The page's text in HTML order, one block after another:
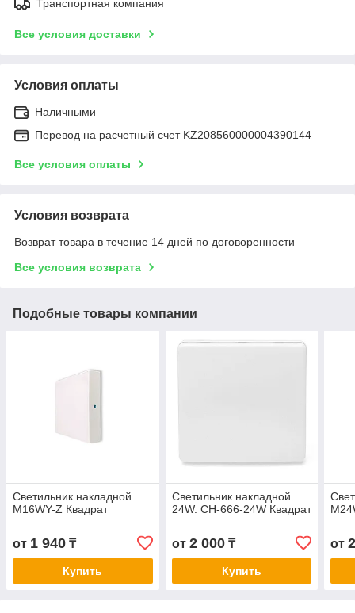
Транспортная компания
Все условия доставки
Условия оплаты
Наличными
Перевод на расчетный счет KZ208560000004390144
Все условия оплаты
Условия возврата
Возврат товара в течение 14 дней по договоренности
Все условия возврата
Подобные товары компании
Светильник накладной
M16WY-Z Квадрат
от 1 940 ₸
Купить
Светильник накладной
24W. СН-666-24W Квадрат
от 2 000₸
Купить
от